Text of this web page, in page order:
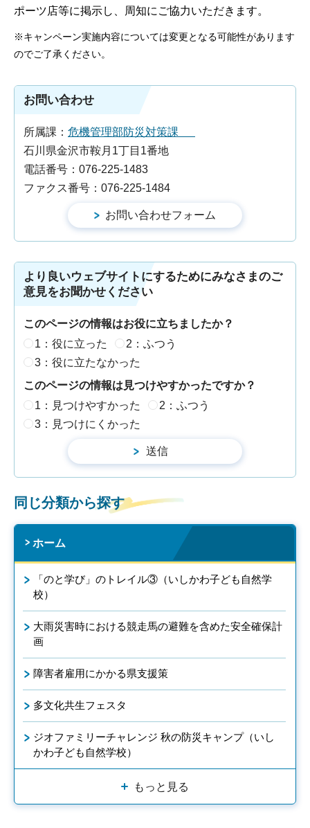
ポーツ店等に掲示し、周知にご協力いただきます。
※キャンペーン実施内容については変更となる可能性があります
のでご了承ください。
お問い合わせ
所属課： 危機管理部防災対策課
石川県金沢市鞍月1丁目1番地
電話番号：076-225-1483
ファクス番号：076-225-1484
より良いウェブサイトにするためにみなさまのご
意見をお聞かせください
このページの情報はお役に立ちましたか？
1：役に立った
2：ふつう
3：役に立たなかった
このページの情報は見つけやすかったですか？
1：見つけやすかった
2：ふつう
3：見つけにくかった
同じ分類から探す
ホーム
「のと学び」のトレイル③（いしかわ子ども自然学
校）
大雨災害時における競走馬の避難を含めた安全確保計
画
障害者雇用にかかる県支援策
多文化共生フェスタ
ジオファミリーチャレンジ 秋の防災キャンプ（いし
かわ子ども自然学校）
もっと見る